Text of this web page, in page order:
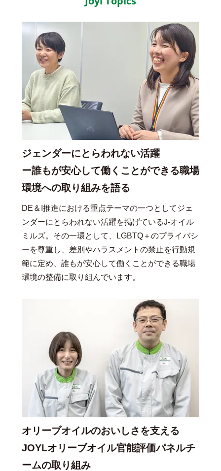
ジェンダーにとらわれない活躍
ー誰もが安心して働くことができる職場
環境への取り組みを語る
DE＆I推進における重点テーマの一つとしてジェ
ンダーにとらわれない活躍を掲げているJ-オイル
ミルズ。その一環として、LGBTQ＋のプライバシ
ーを尊重し、差別やハラスメントの禁止を行動規
範に定め、誰もが安心して働くことができる職場
環境の整備に取り組んでいます。
オリーブオイルのおいしさを支える
JOYLオリーブオイル官能評価パネルチ
ームの取り組み